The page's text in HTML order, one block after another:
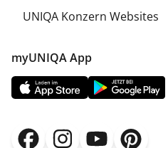
UNIQA Konzern Websites
myUNIQA App